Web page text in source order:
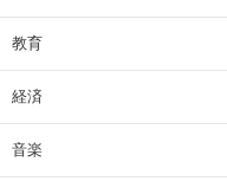
教育
経済
音楽